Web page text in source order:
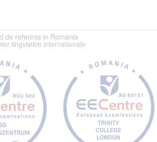
de referinta in Romania
lingvistice internationale